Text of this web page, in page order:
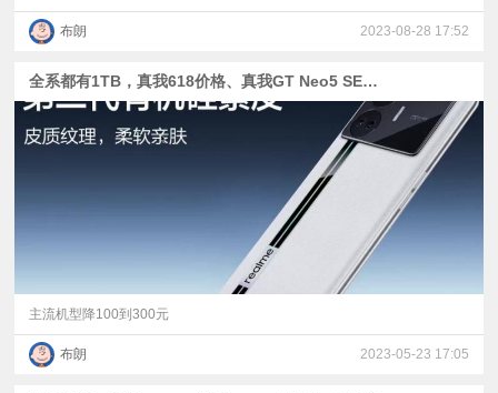
布朗 2023-08-28 17:52
全系都有1TB，真我618价格、真我GT Neo5 SE素皮白色版发布
主流机型降100到300元
布朗 2023-05-23 17:05